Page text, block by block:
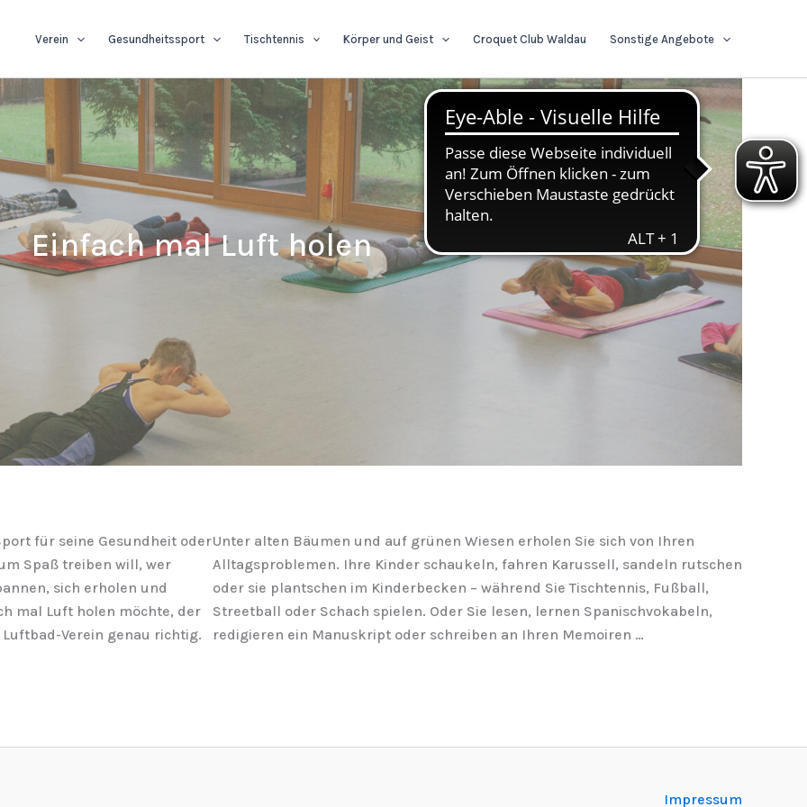
Verein Gesundheitssport Tischtennis Körper und Geist Croquet Club Waldau Sonstige Angebote
Einfach mal Luft holen
für seine Gesundheit oder
Spaß treiben will, wer
sich erholen und
mal Luft holen möchte, der
Verein genau richtig.
Unter alten Bäumen und auf grünen Wiesen erholen Sie sich von Ihren
Alltagsproblemen. Ihre Kinder schaukeln, fahren Karussell, sandeln rutschen
oder sie plantschen im Kinderbecken – während Sie Tischtennis, Fußball,
Streetball oder Schach spielen. Oder Sie lesen, lernen Spanischvokabeln,
redigieren ein Manuskript oder schreiben an Ihren Memoiren …
Impressum